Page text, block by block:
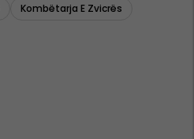
Kombëtarja E Zvicrës